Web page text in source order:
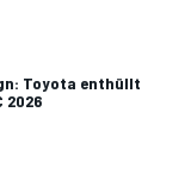
Toyota enthüllt
2026